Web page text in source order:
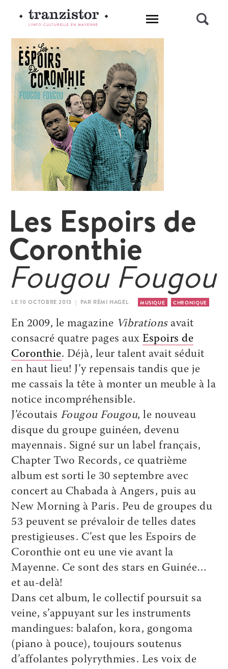
L'INFO CULTURELLE EN MAYENNE
Les Espoirs de
Coronthie
Fougou Fougou
LE 10 OCTOBRE 2013 | PAR RÉMI HAGEL MUSIQUE CHRONIQUE
En 2009, le magazine Vibrationsavait
consacré quatre pages auxEspoirs de
Coronthie. Déjà, leur talent avait séduit
en haut lieu! J’y repensais tandis que je
me cassais la tête à monter un meuble à la
notice incompréhensible.
J’écoutais Fougou Fougou, le nouveau
disque du groupe guinéen, devenu
mayennais. Signé sur un label français,
Chapter Two Records, ce quatrième
album est sorti le 30 septembre avec
concert au Chabada à Angers, puis au
New Morning à Paris. Peu de groupes du
53 peuvent se prévaloir de telles dates
prestigieuses. C’est que les Espoirs de
Coronthie ont eu une vie avant la
Mayenne. Ce sont des stars en Guinée…
et au-delà!
Dans cet album, le collectif poursuit sa
veine, s’appuyant sur les instruments
mandingues: balafon, kora, gongoma
(piano à pouce), toujours soutenus
d’affolantes polyrythmies. Les voix de